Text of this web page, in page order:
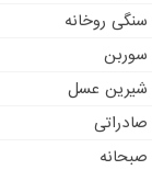
روخانه
شیرین عسل